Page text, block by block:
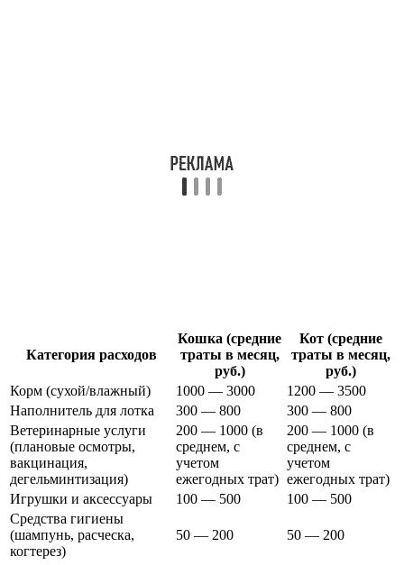
Категория расходов
Кошка (средние
траты в месяц,
руб.)
Кот (средние
траты в месяц,
руб.)
Корм (сухой/влажный)
1000 — 3000
1200 — 3500
Наполнитель для лотка
300 — 800
300 — 800
Ветеринарные услуги
(плановые осмотры,
вакцинация,
дегельминтизация)
200 — 1000 (в
среднем, с
учетом
ежегодных трат)
200 — 1000 (в
среднем, с
учетом
ежегодных трат)
Игрушки и аксессуары
100 — 500
100 — 500
Средства гигиены
(шампунь, расческа,
когтерез)
50 — 200 50 — 200